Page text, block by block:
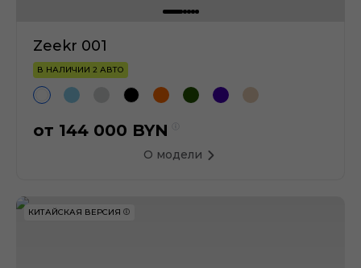
Zeekr 001
В НАЛИЧИИ 2 АВТО
от 144 000 BYN
О модели
КИТАЙСКАЯ ВЕРСИЯ